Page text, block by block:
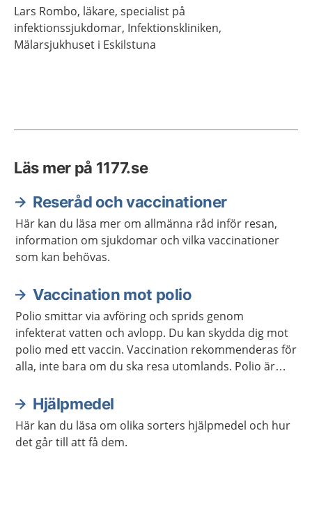
Lars Rombo, läkare, specialist på
infektionssjukdomar, Infektionskliniken,
Mälarsjukhuset i Eskilstuna
Läs mer på 1177.se
Reseråd och vaccinationer
Här kan du läsa mer om allmänna råd inför resan,
information om sjukdomar och vilka vaccinationer
som kan behövas.
Vaccination mot polio
Polio smittar via avföring och sprids genom
infekterat vatten och avlopp. Du kan skydda dig mot
polio med ett vaccin. Vaccination rekommenderas för
alla, inte bara om du ska resa utomlands. Polio är
och Afrika.
Hjälpmedel
Här kan du läsa om olika sorters hjälpmedel och hur
det går till att få dem.